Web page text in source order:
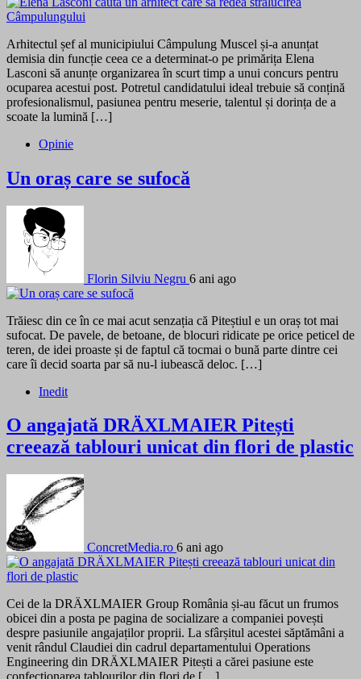
Arhitectul șef al municipiului Câmpulung Muscel și-a anunțat
demisia din funcție ceea ce a determinat-o pe primărița Elena
Lasconi să anunțe organizarea în scurt timp a unui concurs pentru
ocuparea acestui post. Potretul candidatului ideal trebuie să conțină
profesionalismul, pasiunea pentru meserie, talentul și dorința de a
scoate la lumină […]
Opinie
Un oraș care se sufocă
Florin Silviu Negru 6 ani ago
Trăiesc din ce în ce mai acut senzația că Piteștiul e un oraș tot mai
sufocat. De pavele, de betoane, de blocuri ridicate pe orice peticel de
teren, de idei proaste și de faptul că tocmai o bună parte dintre cei
care îi decid soarta par să nu-l iubească deloc. […]
Inedit
O angajată DRÄXLMAIER Pitești
creează tablouri unicat din flori de plastic
ConcretMedia.ro 6 ani ago
Cei de la DRÄXLMAIER Group România și-au făcut un frumos
obicei din a posta pe pagina de socializare a companiei povești
despre pasiunile angajaților proprii. La sfârșitul acestei săptămâni a
venit rândul Claudiei din cadrul departamentului Operations
Engineering din DRÄXLMAIER Pitești a cărei pasiune este